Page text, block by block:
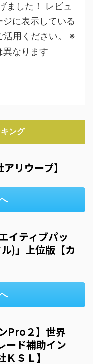
ました！ レビュ
に表示している
活用ください。 ※
異なります
ング
リウープ】
イティブパッ
)」上位版【カ
Pro２】世界
ード補助イン
ＳＬ】